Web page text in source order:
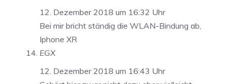
12. Dezember 2018 um 16:32 Uhr
Bei mir bricht ständig die WLAN-Bindung ab,
Iphone XR
EGX
12. Dezember 2018 um 16:43 Uhr